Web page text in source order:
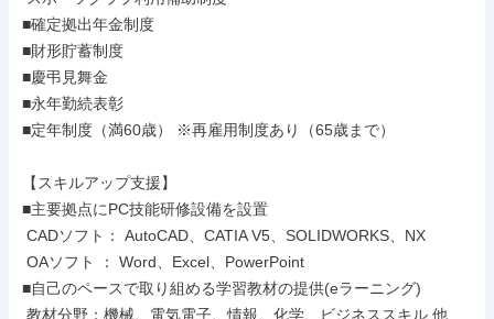
■確定拠出年金制度
■財形貯蓄制度
■慶弔見舞金
■永年勤続表彰
■定年制度（満60歳） ※再雇用制度あり（65歳まで）
【スキルアップ支援】
■主要拠点にPC技能研修設備を設置
■自己のペースで取り組める学習教材の提供(eラーニング)